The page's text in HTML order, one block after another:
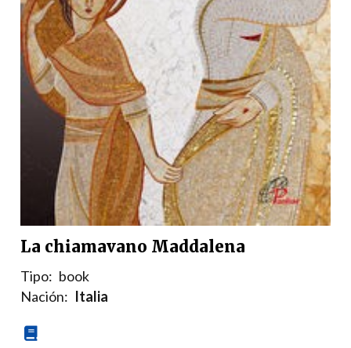
La chiamavano Maddalena
Tipo: book
Nación: Italia